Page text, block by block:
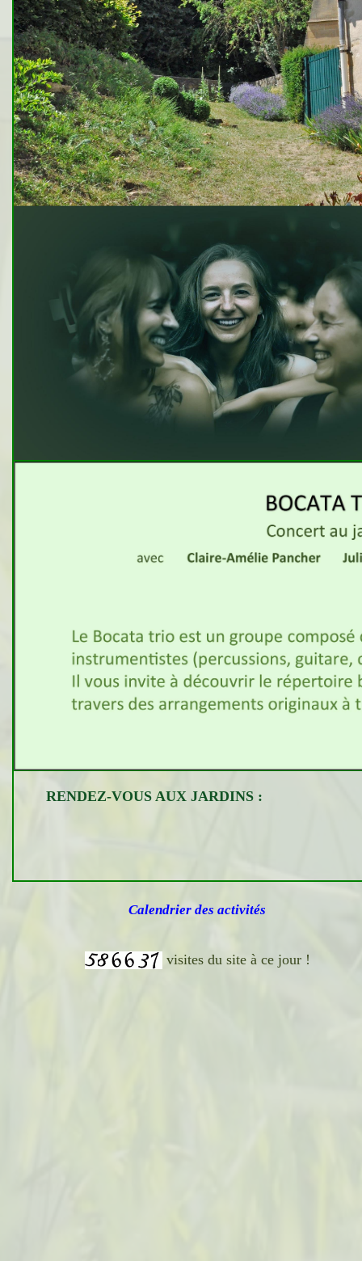
RENDEZ-VOUS AUX JARDINS :
Calendrier des activités
visites du site à ce jour !